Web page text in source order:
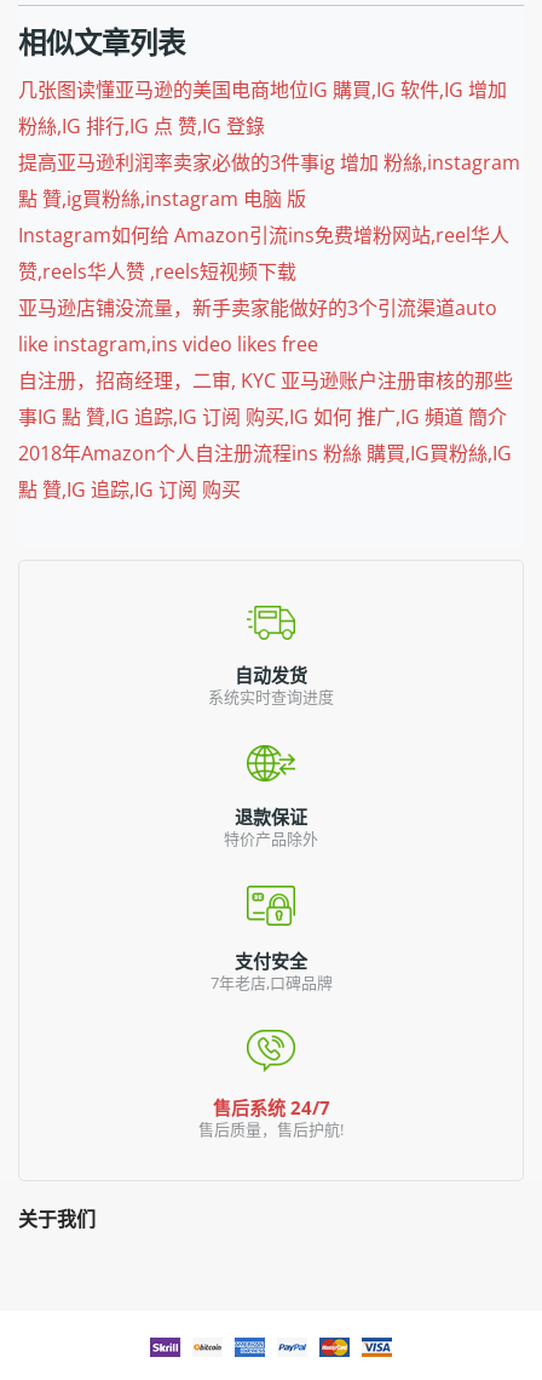
相似文章列表
几张图读懂亚马逊的美国电商地位IG 購買,IG 软件,IG 增加
粉絲,IG 排行,IG 点 赞,IG 登錄
提高亚马逊利润率卖家必做的3件事ig 增加 粉絲,instagram
點 贊,ig買粉絲,instagram 电脑 版
Instagram如何给 Amazon引流ins免费增粉网站,reel华人
赞,reels华人赞 ,reels短视频下载
亚马逊店铺没流量，新手卖家能做好的3个引流渠道auto
like instagram,ins video likes free
自注册，招商经理，二审, KYC 亚马逊账户注册审核的那些
事IG 點 贊,IG 追踪,IG 订阅 购买,IG 如何 推广,IG 頻道 簡介
2018年Amazon个人自注册流程ins 粉絲 購買,IG買粉絲,IG
點 贊,IG 追踪,IG 订阅 购买
自动发货
系统实时查询进度
退款保证
特价产品除外
支付安全
7年老店,口碑品牌
售后系统 24/7
售后质量，售后护航!
关于我们